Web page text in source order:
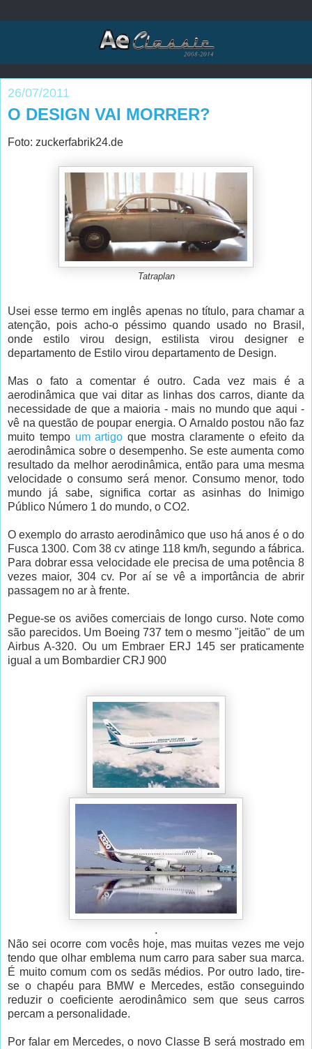
26/07/2011
O DESIGN VAI MORRER?
Foto: zuckerfabrik24.de
Tatraplan
Usei esse termo em inglês apenas no título, para chamar a
atenção, pois acho-o péssimo quando usado no Brasil,
onde estilo virou design, estilista virou designer e
departamento de Estilo virou departamento de Design.
Mas o fato a comentar é outro. Cada vez mais é a
aerodinâmica que vai ditar as linhas dos carros, diante da
necessidade de que a maioria - mais no mundo que aqui -
vê na questão de poupar energia. O Arnaldo postou não faz
muito tempo um artigo que mostra claramente o efeito da
aerodinâmica sobre o desempenho. Se este aumenta como
resultado da melhor aerodinâmica, então para uma mesma
velocidade o consumo será menor. Consumo menor, todo
mundo já sabe, significa cortar as asinhas do Inimigo
Público Número 1 do mundo, o CO2.
O exemplo do arrasto aerodinâmico que uso há anos é o do
Fusca 1300. Com 38 cv atinge 118 km/h, segundo a fábrica.
Para dobrar essa velocidade ele precisa de uma potência 8
vezes maior, 304 cv. Por aí se vê a importância de abrir
passagem no ar à frente.
Pegue-se os aviões comerciais de longo curso. Note como
são parecidos. Um Boeing 737 tem o mesmo "jeitão" de um
Airbus A-320. Ou um Embraer ERJ 145 ser praticamente
igual a um Bombardier CRJ 900
.
Não sei ocorre com vocês hoje, mas muitas vezes me vejo
tendo que olhar emblema num carro para saber sua marca.
É muito comum com os sedãs médios. Por outro lado, tire-
se o chapéu para BMW e Mercedes, estão conseguindo
reduzir o coeficiente aerodinâmico sem que seus carros
percam a personalidade.
Por falar em Mercedes, o novo Classe B será mostrado em